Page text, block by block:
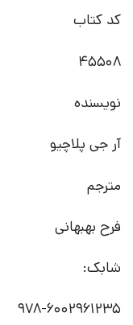
کد کتاب
45508
نویسنده
آر جی پلاچیو
مترجم
فرح بهبهانی
شابک:
978-6002961235